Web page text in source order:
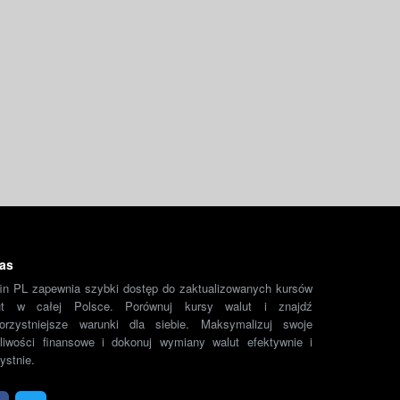
PL zapewnia szybki dostęp do zaktualizowanych kursów
w całej Polsce. Porównuj kursy walut i znajdź
warunki dla siebie. Maksymalizuj swoje
finansowe i dokonuj wymiany walut efektywnie i